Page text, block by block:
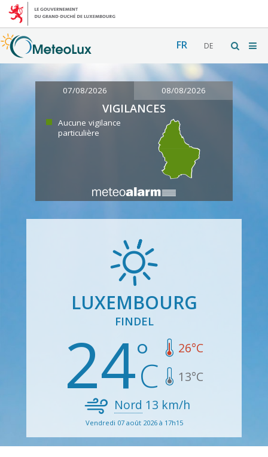
FR DE
07/08/2026 08/08/2026
VIGILANCES
Aucune vigilance
particulière
LUXEMBOURG
FINDEL
24 26°C
13°C
Nord 13 km/h
Vendredi 07 août 2026 à 17h15